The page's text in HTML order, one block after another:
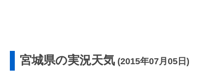
宮城県の実況天気 (2015年07月05日)